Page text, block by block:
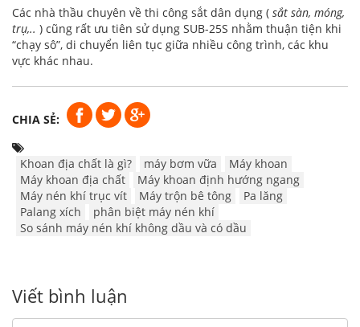
Các nhà thầu chuyên về thi công sắt dân dụng ( sắt sàn, móng,
trụ,.. ) cũng rất ưu tiên sử dụng SUB-25S nhằm thuận tiện khi
“chạy sô”, di chuyển liên tục giữa nhiều công trình, các khu
vực khác nhau.
CHIA SẺ:
Khoan địa chất là gì? máy bơm vữa
Máy khoan
Máy khoan địa chất
Máy khoan định hướng ngang
Máy nén khí trục vít
Máy trộn bê tông
Pa lăng
Palang xích
phân biệt máy nén khí
So sánh máy nén khí không dầu và có dầu
Viết bình luận